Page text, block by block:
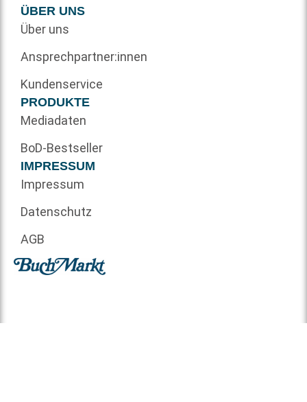
ÜBER UNS
Über uns
Ansprechpartner:innen
Kundenservice
PRODUKTE
Mediadaten
BoD-Bestseller
IMPRESSUM
Impressum
Datenschutz
AGB